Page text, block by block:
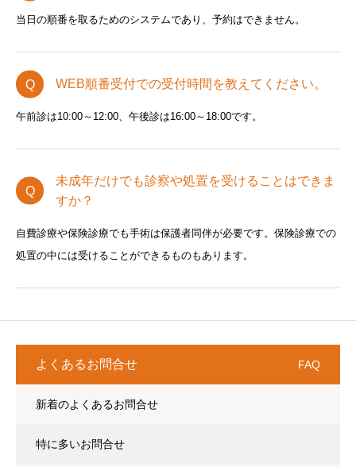
当日の順番を取るためのシステムであり、予約はできません。
WEB順番受付での受付時間を教えてください。
午前診は10:00～12:00、午後診は16:00～18:00です。
未成年だけでも診察や処置を受けることはできま
すか？
自費診療や保険診療でも手術は保護者同伴が必要です。保険診療での
処置の中には受けることができるものもあります。
よくあるお問合せ FAQ
新着のよくあるお問合せ
特に多いお問合せ